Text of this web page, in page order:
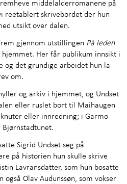
middelalderromanene på
reetablert skrivebordet der hun
utsikt over dalen.
gjennom utstillingen På leden
Her får publikum innsikt i
og det grundige arbeidet hun la
om.
og arkiv i hjemmet, og Undset
eller ruslet bort til Maihaugen
eller innredning; i Garmo
Sigrid Undset seg på
på historien hun skulle skrive
Lavransdatter, som hun bosatte
også Olav Audunssøn, som vokser